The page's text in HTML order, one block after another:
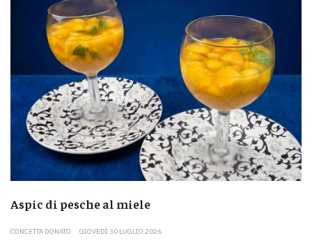
Aspic di pesche al miele
CONCETTA DONATO GIOVEDÌ 30 LUGLIO 2026